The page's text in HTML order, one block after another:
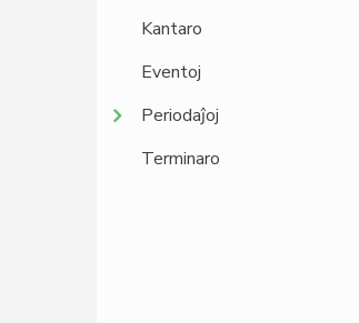
Kantaro
Eventoj
Periodaĵoj
Terminaro